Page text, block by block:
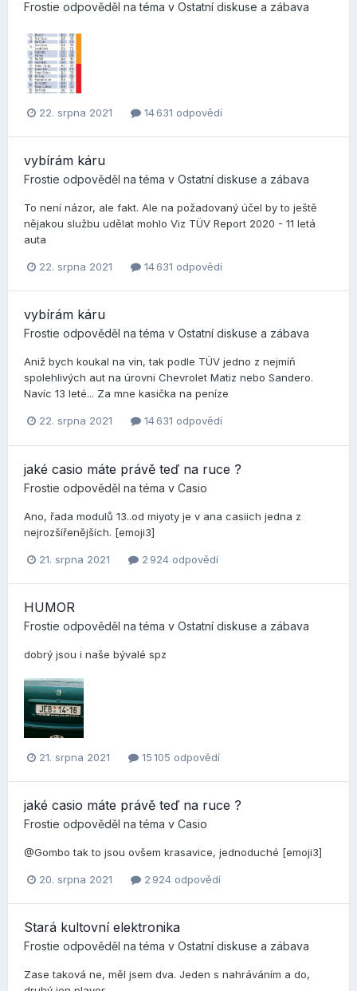
Frostie odpověděl na téma v Ostatní diskuse a zábava
22. srpna 2021 14 631 odpovědí
vybírám káru
Frostie odpověděl na téma v Ostatní diskuse a zábava
To není názor, ale fakt. Ale na požadovaný účel by to ještě
nějakou službu udělat mohlo Viz TÜV Report 2020 - 11 letá
auta
22. srpna 2021 14 631 odpovědí
vybírám káru
Frostie odpověděl na téma v Ostatní diskuse a zábava
Aniž bych koukal na vin, tak podle TÜV jedno z nejmíň
spolehlivých aut na úrovni Chevrolet Matiz nebo Sandero.
Navíc 13 leté... Za mne kasička na peníze
22. srpna 2021 14 631 odpovědí
jaké casio máte právě teď na ruce ?
Frostie odpověděl na téma v Casio
Ano, řada modulů 13..od miyoty je v ana casiich jedna z
nejrozšířenějších. [emoji3]
21. srpna 2021 2 924 odpovědí
HUMOR
Frostie odpověděl na téma v Ostatní diskuse a zábava
dobrý jsou i naše bývalé spz
21. srpna 2021 15 105 odpovědí
jaké casio máte právě teď na ruce ?
Frostie odpověděl na téma v Casio
@Gombo tak to jsou ovšem krasavice, jednoduché [emoji3]
20. srpna 2021 2 924 odpovědí
Stará kultovní elektronika
Frostie odpověděl na téma v Ostatní diskuse a zábava
Zase taková ne, měl jsem dva. Jeden s nahráváním a do,